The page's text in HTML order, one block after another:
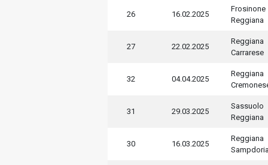
26 16.02.2025
Frosinone
Reggiana
27 22.02.2025
Reggiana
Carrarese
32 04.04.2025
Reggiana
31 29.03.2025
Sassuolo
Reggiana
30 16.03.2025
Reggiana
Sampdoria